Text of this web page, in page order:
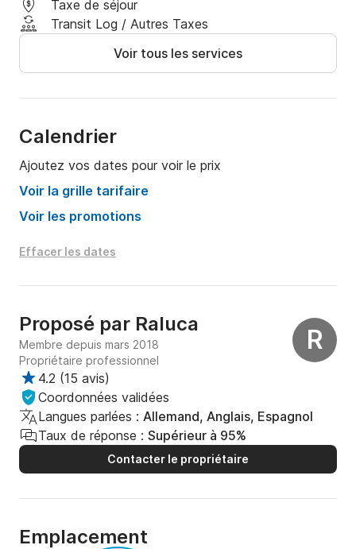
Taxe de séjour
Transit Log / Autres Taxes
Voir tous les services
Calendrier
Ajoutez vos dates pour voir le prix
Voir la grille tarifaire
Voir les promotions
Effacer les dates
R
Proposé par Raluca
Membre depuis mars 2018
Propriétaire professionnel
4.2 (15 avis)
Coordonnées validées
Langues parlées : Allemand, Anglais, Espagnol
Taux de réponse : Supérieur à 95%
Contacter le propriétaire
Emplacement